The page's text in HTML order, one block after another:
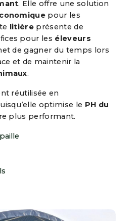
. Elle offre une solution
pour les
litière présente de
pour les éleveurs
de gagner du temps lors
et de maintenir la
.
réutilisée en
optimise le PH du
plus performant.